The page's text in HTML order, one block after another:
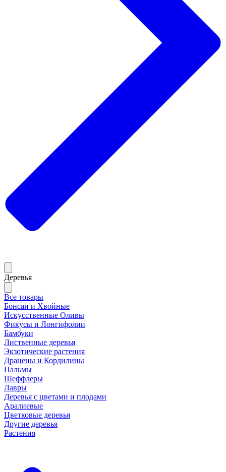
Деревья
Все товары
Бонсаи и Хвойные
Искусственные Оливы
Фикусы и Лонгифолии
Бамбуки
Лиственные деревья
Экзотические растения
Драцены и Кордилины
Пальмы
Шеффлеры
Лавры
Деревья с цветами и плодами
Аралиевые
Цветковые деревья
Другие деревья
Растения